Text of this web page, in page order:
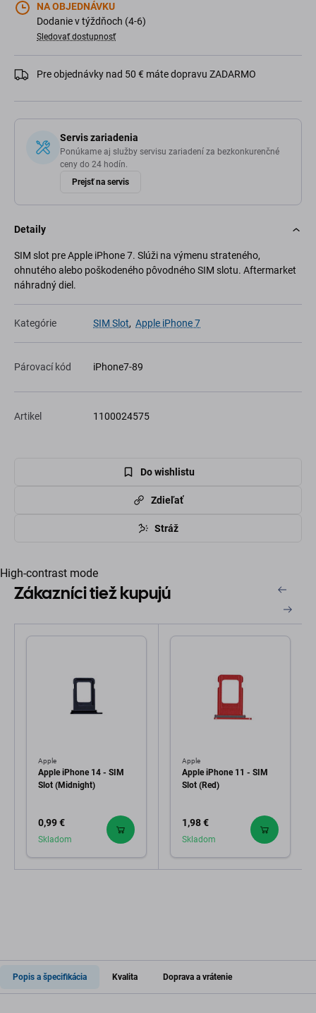
NA OBJEDNÁVKU
Dodanie v týždňoch (4-6)
Sledovať dostupnosť
Pre objednávky nad 50 € máte dopravu ZADARMO
Servis zariadenia
Ponúkame aj služby servisu zariadení za bezkonkurenčné
ceny do 24 hodín.
Prejsť na servis
Detaily
SIM slot pre Apple iPhone 7. Slúži na výmenu strateného,
ohnutého alebo poškodeného pôvodného SIM slotu. Aftermarket
náhradný diel.
Kategórie SIM Slot, Apple iPhone 7
Párovací kód iPhone7-89
Artikel 1100024575
Do wishlistu
Zdieľať
Stráž
High-contrast mode
Zákazníci tiež kupujú
Apple
Apple iPhone 14 - SIM
Slot (Midnight)
0,99 €
Skladom
Apple
Apple iPhone 11 - SIM
Slot (Red)
1,98 €
Skladom
Popis a špecifikácia Kvalita Doprava a vrátenie